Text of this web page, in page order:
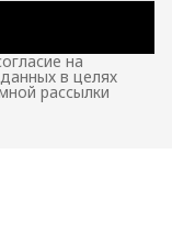
на
в целях
рассылки